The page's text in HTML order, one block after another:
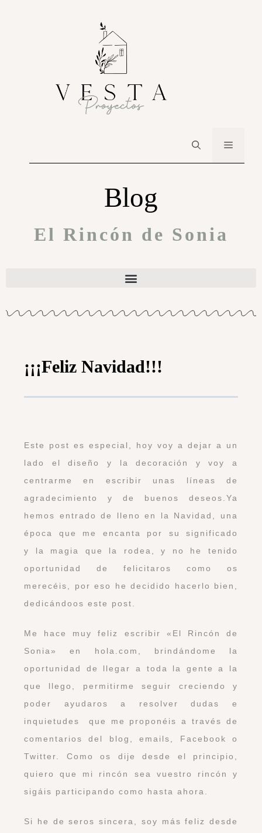
Blog
El Rincón de Sonia
¡¡¡Feliz Navidad!!!
Este post es especial, hoy voy a dejar a un
lado el diseño y la decoración y voy a
centrarme en escribir unas líneas de
agradecimiento y de buenos deseos.Ya
hemos entrado de lleno en la Navidad, una
época que me encanta por su significado
y la magia que la rodea, y no he tenido
oportunidad de felicitaros como os
merecéis, por eso he decidido hacerlo bien,
dedicándoos este post.
Me hace muy feliz escribir «El Rincón de
Sonia» en hola.com, brindándome la
oportunidad de llegar a toda la gente a la
que llego, permitirme seguir creciendo y
poder ayudaros a resolver dudas e
inquietudes que me proponéis a través de
comentarios del blog, emails, Facebook o
Twitter. Como os dije desde el principio,
quiero que mi rincón sea vuestro rincón y
sigáis participando como hasta ahora.
Si he de seros sincera, soy más feliz desde